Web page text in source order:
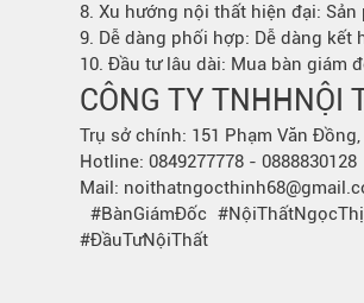
8. Xu hướng nội thất hiện đại:
9. Dễ dàng phối hợp: Dễ dàng
10. Đầu tư lâu dài: Mua bàn giám
CÔNG TY TNHHNỘI
Trụ sở chính: 151 Phạm Văn
Hotline: 0849277778 - 0888830128
Mail:
#BànGiámĐốc
#ĐầuTưNộiThất